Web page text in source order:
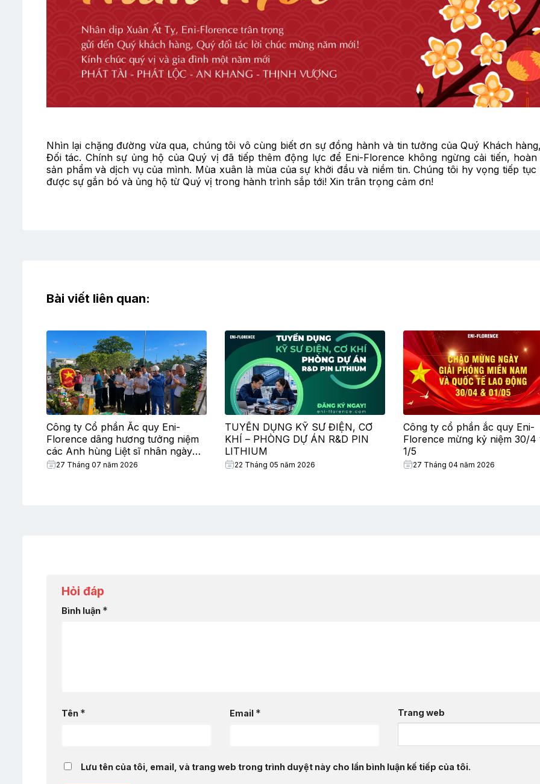
Nhìn lại chặng đường vừa qua, chúng tôi vô cùng biết ơn sự đồng hành và tin tưởng của Quý Khách
Đối tác. Chính sự ủng hộ của Quý vị đã tiếp thêm động lực để Eni-Florence không ngừng cải tiến, hoàn
sản phẩm và dịch vụ của mình. Mùa xuân là mùa của sự khởi đầu và niềm tin. Chúng tôi hy vọng tiếp tục
được sự gắn bó và ủng hộ từ Quý vị trong hành trình sắp tới! Xin trân trọng cảm ơn!
Bài viết liên quan:
Công ty Cổ phần Ắc quy Eni-
Florence dâng hương tưởng niệm
các Anh hùng Liệt sĩ nhân ngày
Thương binh – Liệt sĩ
27 Tháng 07 năm 2026
TUYỂN DỤNG KỸ SƯ ĐIỆN, CƠ
KHÍ – PHÒNG DỰ ÁN R&D PIN
LITHIUM
22 Tháng 05 năm 2026
Công ty cổ phần ắc quy Eni-
Florence mừng kỷ niệm 30/4
1/5
27 Tháng 04 năm 2026
Hỏi đáp
Bình luận *
Tên * Email * Trang web
Lưu tên của tôi, email, và trang web trong trình duyệt này cho lần bình luận kế tiếp của tôi.